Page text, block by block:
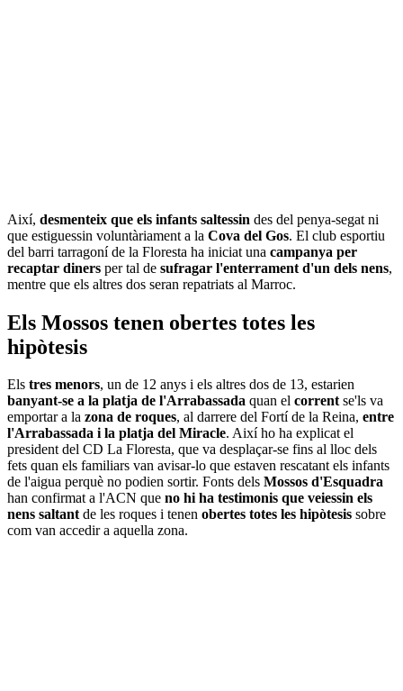
Així, desmenteix que els infants saltessin des del penya-segat ni
que estiguessin voluntàriament a la Cova del Gos. El club esportiu
del barri tarragoní de la Floresta ha iniciat una campanya per
recaptar diners per tal de sufragar l'enterrament d'un dels nens,
mentre que els altres dos seran repatriats al Marroc.
Els Mossos tenen obertes totes les
hipòtesis
Els tres menors, un de 12 anys i els altres dos de 13, estarien
banyant-se a la platja de l'Arrabassada quan el correntse'ls va
emportar a la zona de roques, al darrere del Fortí de la Reina, entre
l'Arrabassada i la platja del Miracle. Així ho ha explicat el
president del CD La Floresta, que va desplaçar-se fins al lloc dels
fets quan els familiars van avisar-lo que estaven rescatant els infants
de l'aigua perquè no podien sortir. Fonts dels Mossos d'Esquadra
han confirmat a l'ACN que no hi ha testimonis que veiessin els
nens saltantde les roques i tenen obertes totes les hipòtesis sobre
com van accedir a aquella zona.